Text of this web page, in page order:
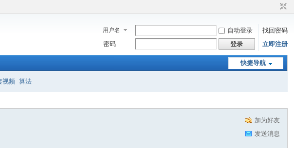
用户名 自动登录
找回密码
密码
登录 立即注册
快捷导航
视频 算法
加为好友
发送消息